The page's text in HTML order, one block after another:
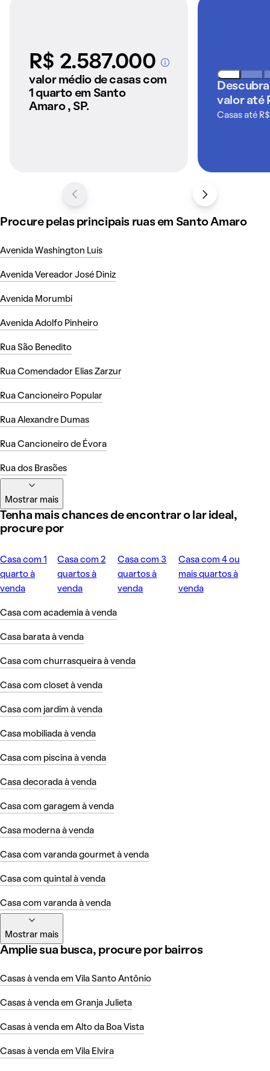
R$ 2.587.000A partir dos imóveis
anunciados pelo
valor médio de casas com
1 quarto em Santo
Amaro , SP.
valor até
Casas até
Procure pelas principais ruas em Santo Amaro
Avenida Washington Luís
Avenida Vereador José Diniz
Avenida Morumbi
Avenida Adolfo Pinheiro
Rua São Benedito
Rua Comendador Elias Zarzur
Rua Cancioneiro Popular
Rua Alexandre Dumas
Rua Cancioneiro de Évora
Rua dos Brasões
Mostrar mais
Tenha mais chances de encontrar o lar ideal,
procure por
Casa com 1
quarto à
venda
Casa com 2
quartos à
venda
Casa com 3
quartos à
venda
Casa com 4 ou
mais quartos à
venda
Casa com academia à venda
Casa barata à venda
Casa com churrasqueira à venda
Casa com closet à venda
Casa com jardim à venda
Casa mobiliada à venda
Casa com piscina à venda
Casa decorada à venda
Casa com garagem à venda
Casa moderna à venda
Casa com varanda gourmet à venda
Casa com quintal à venda
Casa com varanda à venda
Mostrar mais
Amplie sua busca, procure por bairros
Casas à venda em Vila Santo Antônio
Casas à venda em Granja Julieta
Casas à venda em Alto da Boa Vista
Casas à venda em Vila Elvira